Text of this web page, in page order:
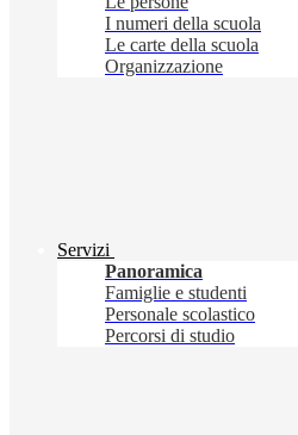
I numeri della scuola
Le carte della scuola
Organizzazione
Servizi
Panoramica
Famiglie e studenti
Personale scolastico
Percorsi di studio